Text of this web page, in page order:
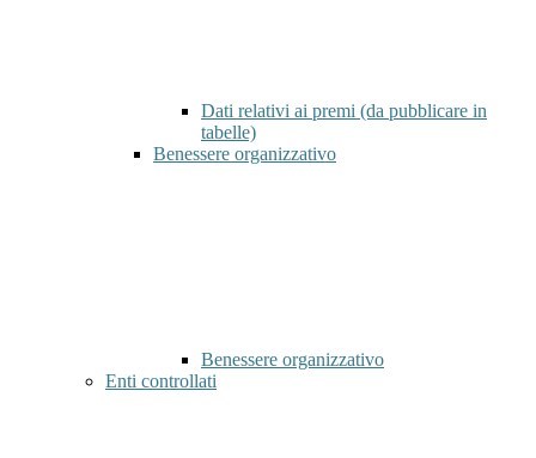
Dati relativi ai premi (da pubblicare in
tabelle)
Benessere organizzativo
Benessere organizzativo
Enti controllati